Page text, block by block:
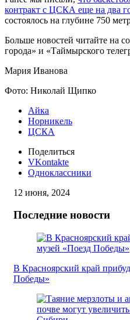
контракт с ЦСКА еще на два
состоялось на глубине 750
Больше новостей читайте на
города» и «Таймырского
Мария Иванова
Фото: Николай Щипко
Айка
Норникель
ЦСКА
Поделиться
VKontakte
Одноклассники
12 июня, 2024
Последние новости
В Красноярский край
Победы»